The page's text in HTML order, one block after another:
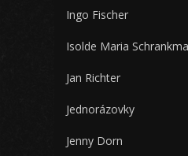
Ingo Fischer
Isolde Maria
Jan Richter
Jednorázovky
Jenny Dorn